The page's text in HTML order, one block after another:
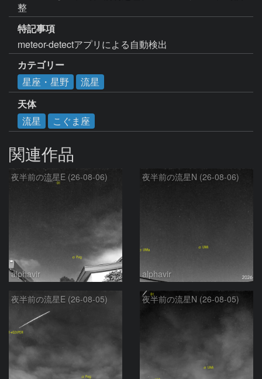
整
特記事項
meteor-detectアプリによる自動検出
カテゴリー
星座・星野
流星
天体
流星
こぐま座
関連作品
夜半前の流星E (26-08-06)
alphavir
夜半前の流星N (26-08-06)
alphavir
夜半前の流星E (26-08-05) 夜半前の流星N (26-08-05)